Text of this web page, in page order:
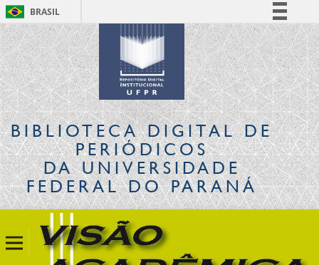
BRASIL
Simplifique!
Comunica BR
Participe
Acesso à informação
Legislação
Canais
BIBLIOTECA DIGITALDE
PERIÓDICOS
DA UNIVERSIDADE
FEDERAL DO PARANÁ